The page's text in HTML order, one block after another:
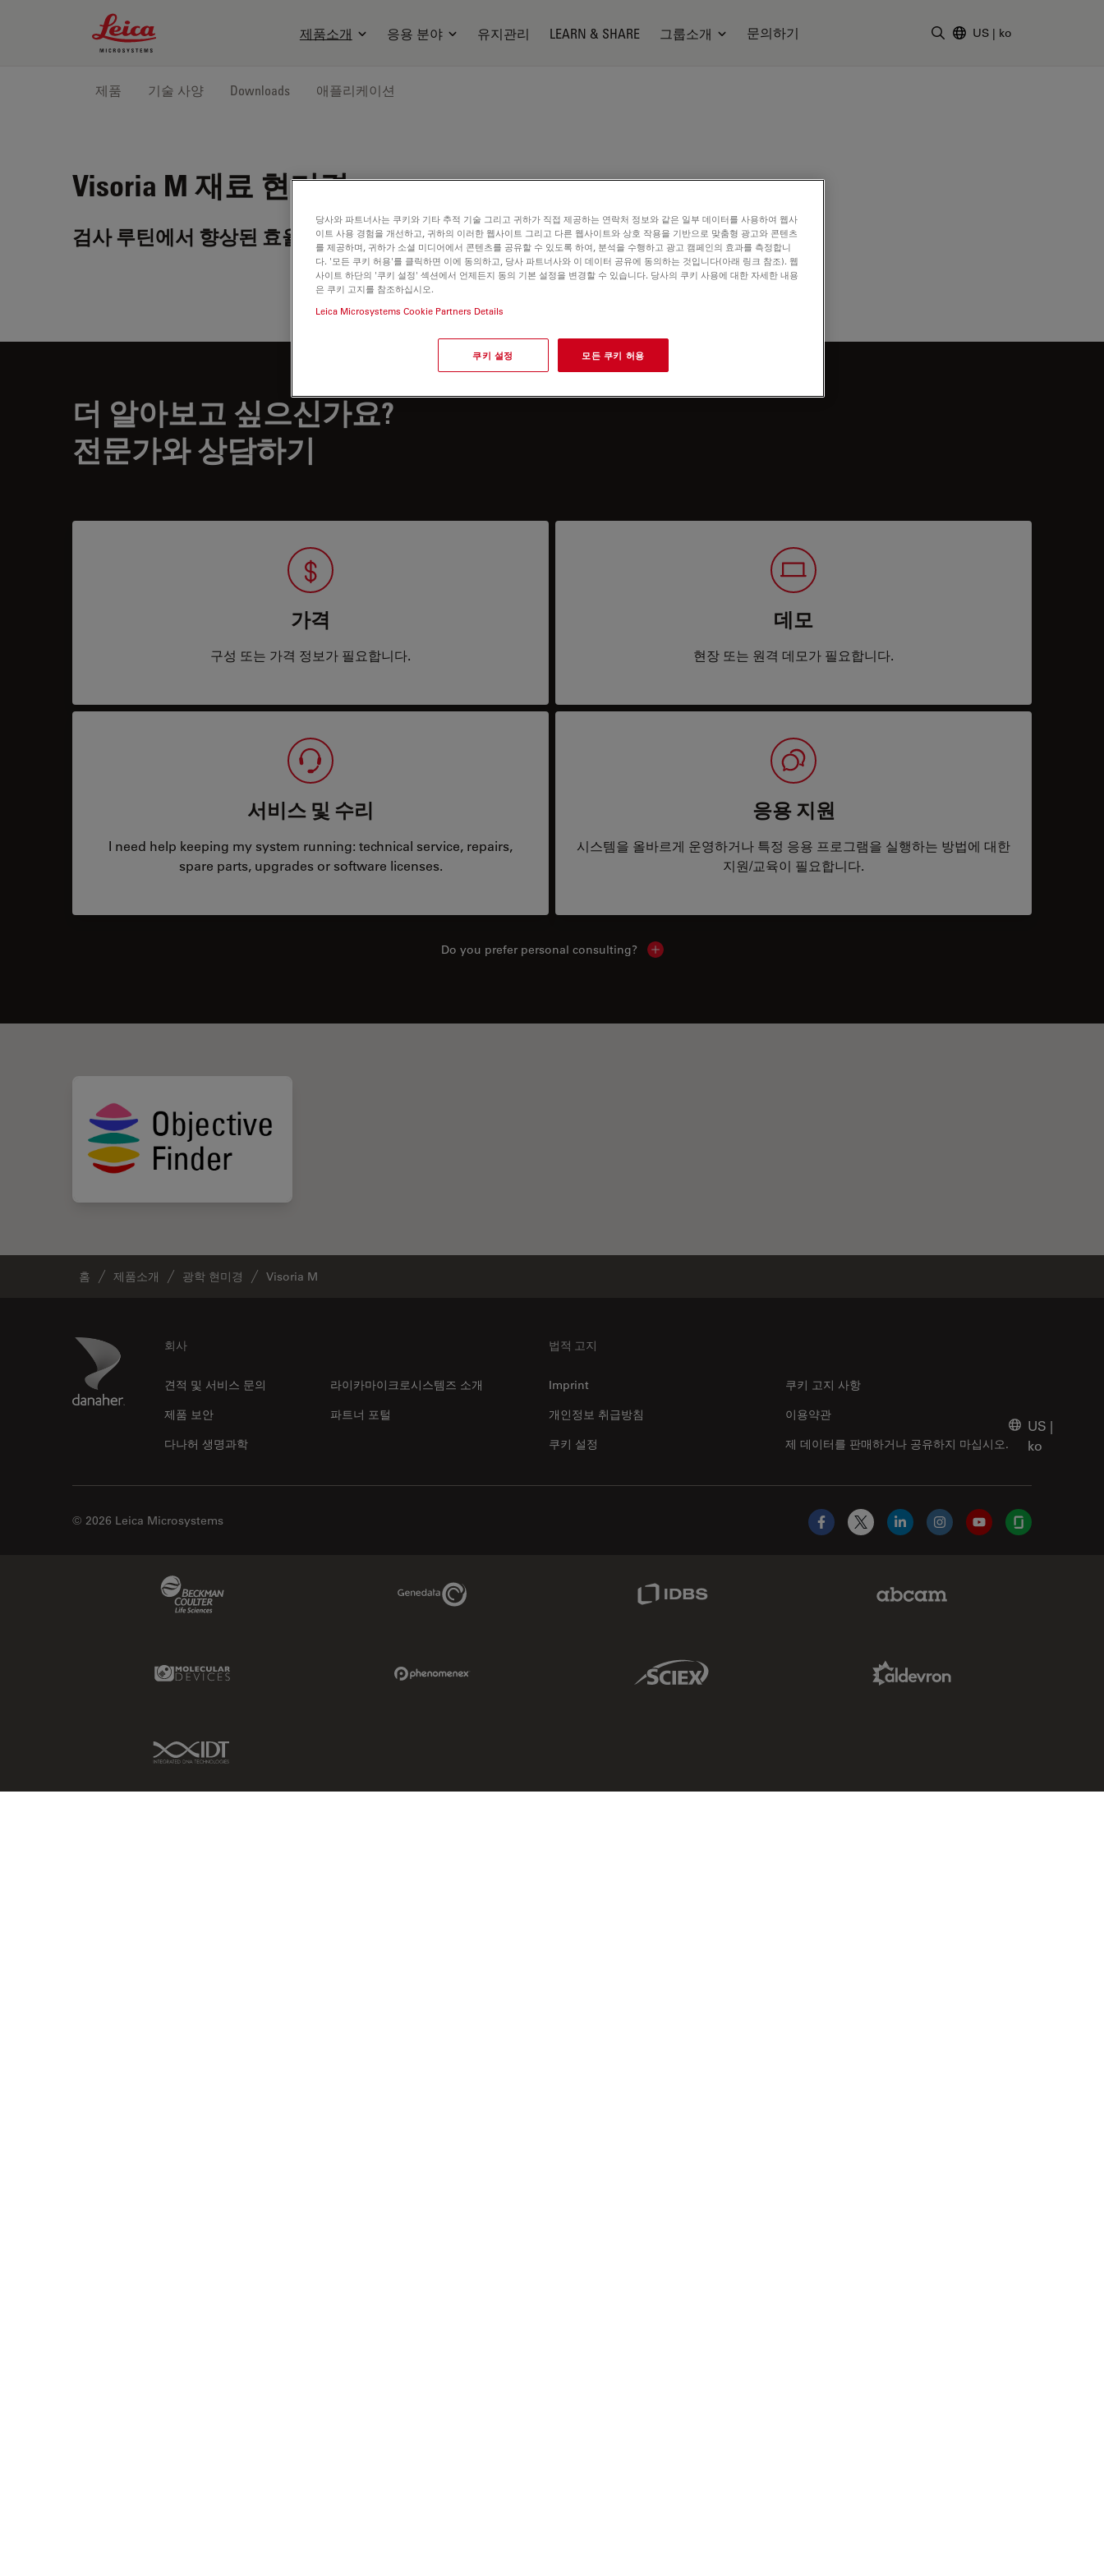
Leica Microsystems Logo
제품소개 응용 분야 유지관리 LEARN & SHARE 그룹소개 문의하기 US | ko
제품 기술 사양 Downloads 애플리케이션
Visoria M 재료 현미경
검사 루틴에서 향상된 효율성과 편안함
더 알아보고 싶으신가요?
전문가와 상담하기
가격
구성 또는 가격 정보가 필요합니다.
데모
현장 또는 원격 데모가 필요합니다.
서비스 및 수리
I need help keeping my system running: technical service, repairs,
spare parts, upgrades or software licenses.
응용 지원
시스템을 올바르게 운영하거나 특정 응용 프로그램을 실행하는 방법에 대한
지원/교육이 필요합니다.
Do you prefer personal consulting? Show local contacts
홈 제품소개 광학 현미경 Visoria M
Danaher Logo 회사
견적 및 서비스 문의
라이카마이크로시스템즈 소개
제품 보안
파트너 포털
다나허 생명과학
법적 고지
Imprint
쿠키 고지 사항
개인정보 취급방침
제 데이터를 판매하거나 공유하지 마십시오.
이용약관
쿠키 설정
US |
ko
© 2026 Leica Microsystems
Facebook
X LinkedInInstagramYouTubeGlassdoor
Genedata Link
Molecular Devices Link Sciex Link
IDT Link
당사와 파트너사는 쿠키와 기타 추적 기술 그리고 귀하가 직접 제공하는 연락처 정보와 같은 일부 데이터를 사용하여 웹사
이트 사용 경험을 개선하고, 귀하의 이러한 웹사이트 그리고 다른 웹사이트와 상호 작용을 기반으로 맞춤형 광고와 콘텐츠
를 제공하며, 귀하가 소셜 미디어에서 콘텐츠를 공유할 수 있도록 하여, 분석을 수행하고 광고 캠페인의 효과를 측정합니
다. '모든 쿠키 허용'를 클릭하면 이에 동의하고, 당사 파트너사와 이 데이터 공유에 동의하는 것입니다(아래 링크 참조). 웹
사이트 하단의 '쿠키 설정' 섹션에서 언제든지 동의 기본 설정을 변경할 수 있습니다. 당사의 쿠키 사용에 대한 자세한 내용
은 쿠키 고지를 참조하십시오.
Leica Microsystems Cookie Partners Details
쿠키 설정 모든 쿠키 허용